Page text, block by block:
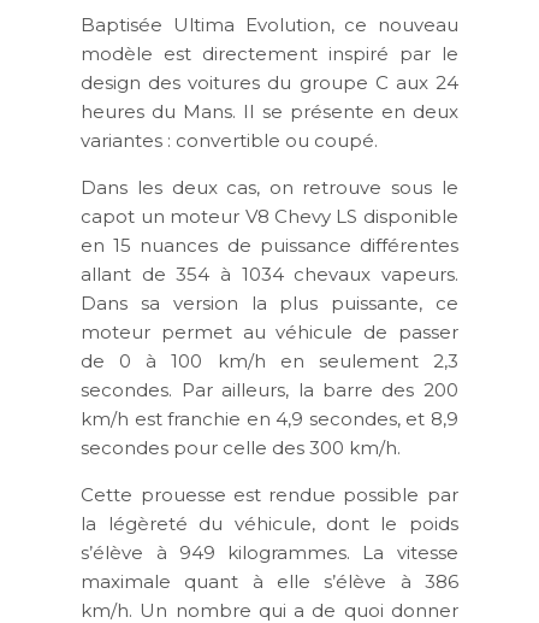
Baptisée Ultima Evolution, ce nouveau
modèle est directement inspiré par le
design des voitures du groupe C aux 24
heures du Mans. Il se présente en deux
variantes : convertible ou coupé.
Dans les deux cas, on retrouve sous le
capot un moteur V8 Chevy LS disponible
en 15 nuances de puissance différentes
allant de 354 à 1034 chevaux vapeurs.
Dans sa version la plus puissante, ce
moteur permet au véhicule de passer
de 0 à 100 km/h en seulement 2,3
secondes. Par ailleurs, la barre des 200
km/h est franchie en 4,9 secondes, et 8,9
secondes pour celle des 300 km/h.
Cette prouesse est rendue possible par
la légèreté du véhicule, dont le poids
s’élève à 949 kilogrammes. La vitesse
maximale quant à elle s’élève à 386
km/h. Un nombre qui a de quoi donner